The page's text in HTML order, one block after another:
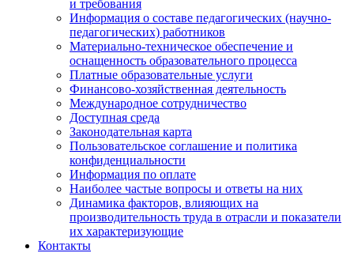
и требования
Информация о составе педагогических (научно-
педагогических) работников
Материально-техническое обеспечение и
оснащенность образовательного процесса
Платные образовательные услуги
Финансово-хозяйственная деятельность
Международное сотрудничество
Доступная среда
Законодательная карта
Пользовательское соглашение и политика
конфиденциальности
Информация по оплате
Наиболее частые вопросы и ответы на них
Динамика факторов, влияющих на
производительность труда в отрасли и показатели
их характеризующие
Контакты